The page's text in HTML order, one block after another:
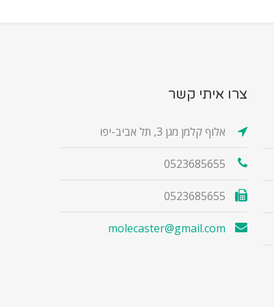
צרו איתי קשר
אלוף קלמן מגן 3, תל אביב-יפו
0523685655
0523685655
molecaster@gmail.com